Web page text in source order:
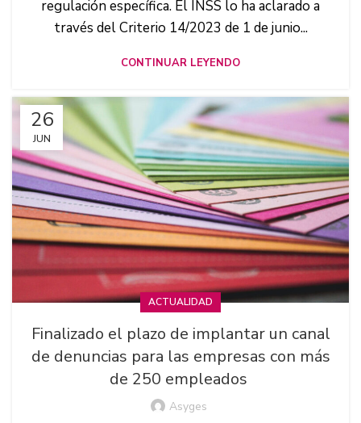
regulación específica. El INSS lo ha aclarado a
través del Criterio 14/2023 de 1 de junio...
CONTINUAR LEYENDO
26
JUN
ACTUALIDAD
Finalizado el plazo de implantar un canal
de denuncias para las empresas con más
de 250 empleados
Asyges